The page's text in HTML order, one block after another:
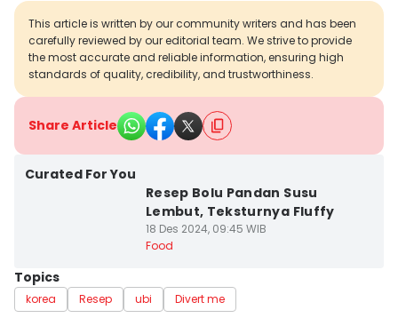
This article is written by our community writers and has been
carefully reviewed by our editorial team. We strive to provide
the most accurate and reliable information, ensuring high
standards of quality, credibility, and trustworthiness.
Share Article
Curated For You
Resep Bolu Pandan Susu
Lembut, Teksturnya Fluffy
18 Des 2024, 09:45 WIB
Food
Topics
korea Resep ubi Divert me